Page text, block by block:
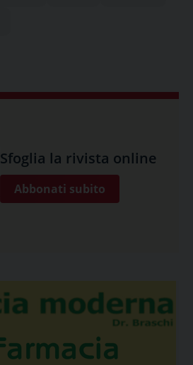
Sfoglia la rivista online
Abbonati subito